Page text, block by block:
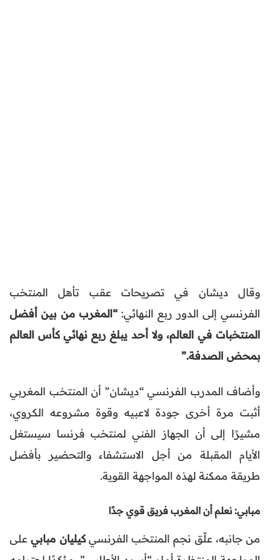
وقال ديشان في تصريحات عقب تأهل المنتخب
الفرنسي إلى الدور ربع النهائي:“المغرب من بين أفضل
المنتخبات في العالم، ولا أحد يبلغ ربع نهائي كأس العالم
بمحض الصدفة.”
وأضاف المدرب الفرنسي “ديشان” أن المنتخب المغربي
أثبت مرة أخرى جودة لاعبيه وقوة مشروعه الكروي،
مشيرًا إلى أن الجهاز الفني لمنتخب فرنسا سيستغل
الأيام المقبلة من أجل الاستشفاء والتحضير بأفضل
طريقة ممكنة لهذه المواجهة القوية.
مبابي: نعلم أن المغرب فريق قوي جدًا
من جانبه، علّق نجم المنتخب الفرنسيكيليان مبابيعلى